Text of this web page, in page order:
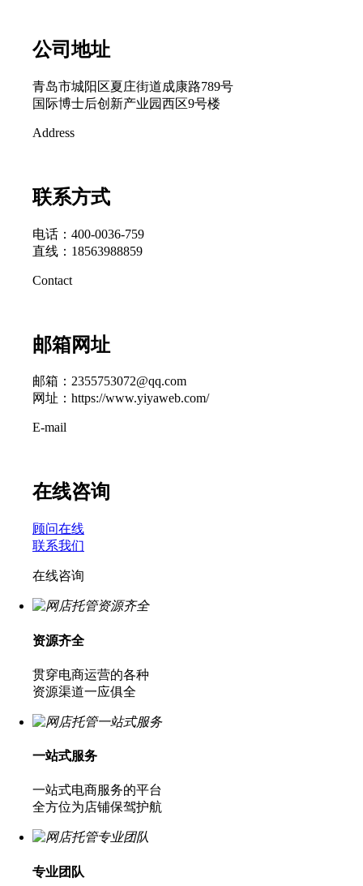
公司地址
青岛市城阳区夏庄街道成康路789号
国际博士后创新产业园西区9号楼
Address
联系方式
电话：400-0036-759
直线：18563988859
Contact
邮箱网址
邮箱：2355753072@qq.com
网址：https://www.yiyaweb.com/
E-mail
在线咨询
顾问在线
联系我们
在线咨询
资源齐全
贯穿电商运营的各种
资源渠道一应俱全
一站式服务
一站式电商服务的平台
全方位为店铺保驾护航
专业团队